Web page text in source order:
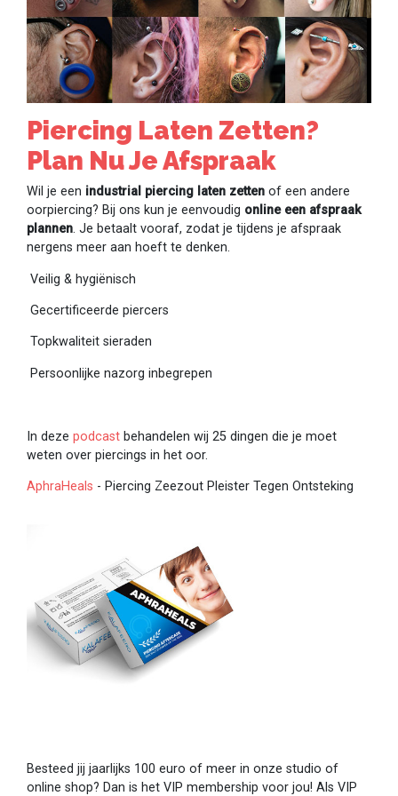
Piercing Laten Zetten?
Plan Nu Je Afspraak
Wil je een industrial piercing laten zetten of een andere
oorpiercing? Bij ons kun je eenvoudig online een afspraak
plannen. Je betaalt vooraf, zodat je tijdens je afspraak
nergens meer aan hoeft te denken.
Veilig & hygiënisch
Gecertificeerde piercers
Topkwaliteit sieraden
Persoonlijke nazorg inbegrepen
In deze podcast behandelen wij 25 dingen die je moet
weten over piercings in het oor.
AphraHeals - Piercing Zeezout Pleister Tegen Ontsteking
Besteed jij jaarlijks 100 euro of meer in onze studio of
online shop? Dan is het VIP membership voor jou! Als VIP